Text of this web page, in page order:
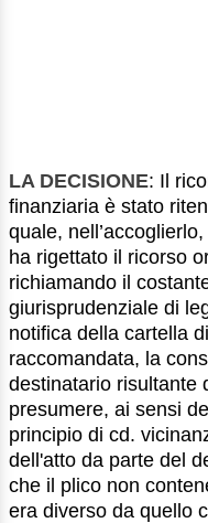
LA DECISIONE: Il
finanziaria è stato
quale,
ha rigettato il ricorso
richiamando il
giurisprudenziale di
notifica della cartella
raccomandata, la
destinatario risultante
presumere, ai sensi
principio di cd.
dell'atto da parte del
che il plico non
era diverso da quello